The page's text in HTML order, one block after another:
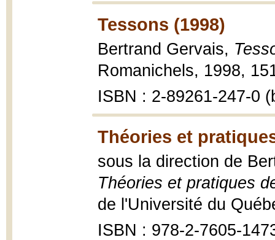
Tessons (1998)
Bertrand Gervais,
Romanichels, 1998,
ISBN : 2-89261-247-0
Théories et
sous la direction de
Théories et pratiques
de l'Université du
ISBN : 978-2-7605-